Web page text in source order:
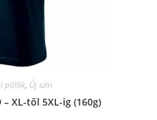
pólók, Új szín
XL-től 5XL-ig (160g)